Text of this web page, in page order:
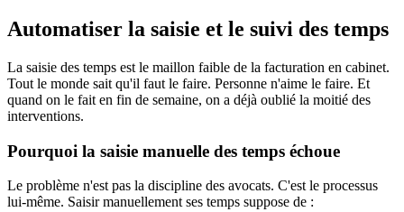
Automatiser la saisie et le suivi des temps
La saisie des temps est le maillon faible de la facturation en cabinet.
Tout le monde sait qu'il faut le faire. Personne n'aime le faire. Et
quand on le fait en fin de semaine, on a déjà oublié la moitié des
interventions.
Pourquoi la saisie manuelle des temps échoue
Le problème n'est pas la discipline des avocats. C'est le processus
lui-même. Saisir manuellement ses temps suppose de :